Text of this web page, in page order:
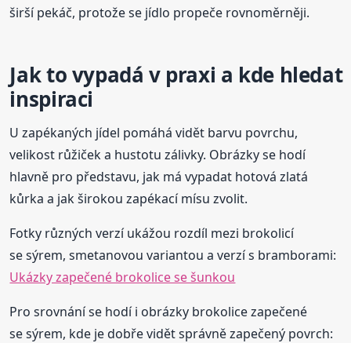
širší pekáč, protože se jídlo propeče rovnoměrněji.
Jak to vypadá v praxi a kde hledat
inspiraci
U zapékaných jídel pomáhá vidět barvu povrchu,
velikost růžiček a hustotu zálivky. Obrázky se hodí
hlavně pro představu, jak má vypadat hotová zlatá
kůrka a jak širokou zapékací mísu zvolit.
Fotky různých verzí ukážou rozdíl mezi brokolicí
se sýrem, smetanovou variantou a verzí s bramborami:
Ukázky zapečené brokolice se šunkou
Pro srovnání se hodí i obrázky brokolice zapečené
se sýrem, kde je dobře vidět správně zapečený povrch: